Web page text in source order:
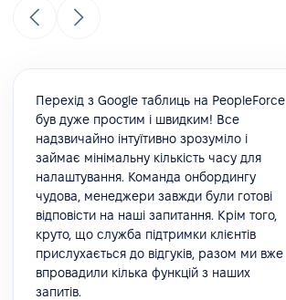
Перехід з Google таблиць на PeopleForce
був дуже простим і швидким! Все
надзвичайно інтуїтивно зрозуміло і
займає мінімальну кількість часу для
налаштування. Команда онбордингу
чудова, менеджери завжди були готові
відповісти на наші запитання. Крім того,
круто, що служба підтримки клієнтів
прислухається до відгуків, разом ми вже
впровадили кілька функцій з наших
запитів.